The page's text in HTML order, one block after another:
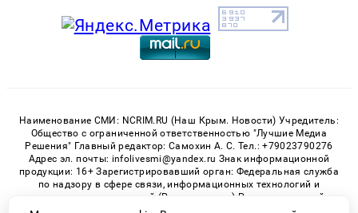
Наименование СМИ: NCRIM.RU (Наш Крым. Новости) Учредитель:
Общество с ограниченной ответственностью "Лучшие Медиа
Решения" Главный редактор: Самохин А. С. Тел.: +79023790276
Адрес эл. почты: infolivesmi@yandex.ru Знак информационной
продукции: 16+ Зарегистрировавший орган: Федеральная служба
по надзору в сфере связи, информационных технологий и
массовых коммуникаций (Роскомнадзор) Регистрационный
номер СМИ ЭЛ № ФС 77 - 81150 от 02.06.2021